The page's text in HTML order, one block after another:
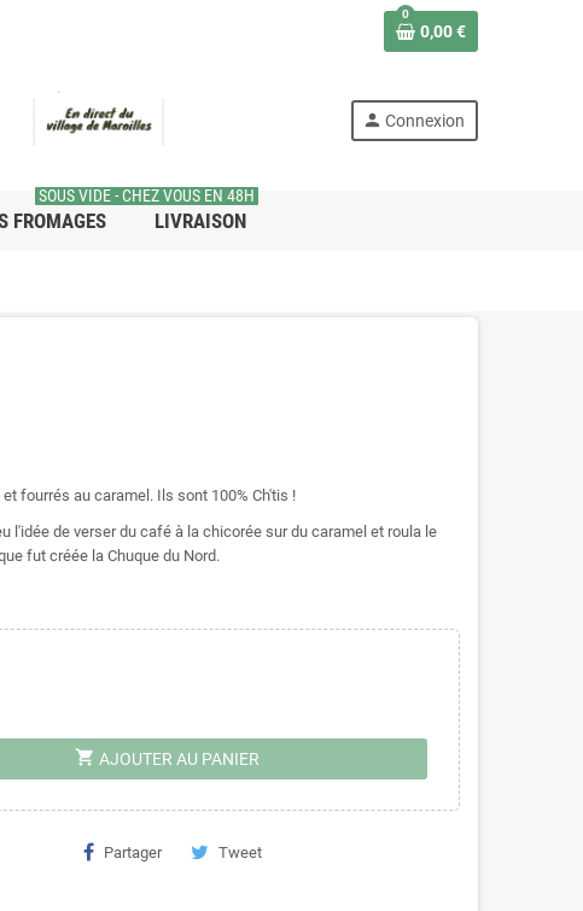
0
0,00 €
person Connexion
FROMAGES LIVRAISON
SOUS VIDE - CHEZ VOUS EN 48H
fourrés au caramel. Ils sont 100% Ch'tis !
l'idée de verser du café à la chicorée sur du caramel et roula le
fut créée la Chuque du Nord.
shopping_cart AJOUTER AU PANIER
Partager Tweet